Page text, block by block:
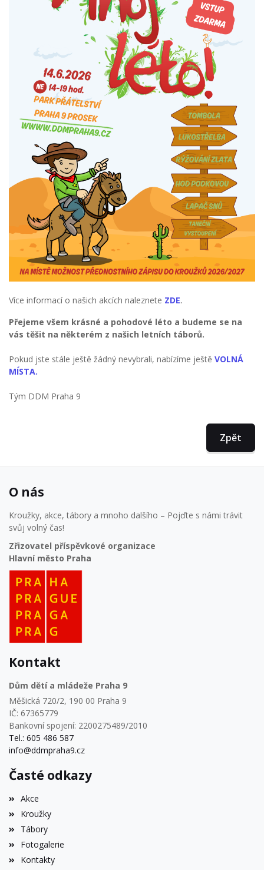
Více informací o našich akcích naleznete ZDE.
Přejeme všem krásné a pohodové léto a budeme se na
vás těšit na některém z našich letních táborů.
Pokud jste stále ještě žádný nevybrali, nabízíme ještě VOLNÁ
MÍSTA.
Tým DDM Praha 9
Zpět
O nás
Kroužky, akce, tábory a mnoho dalšího – Pojďte s námi trávit
svůj volný čas!
Zřizovatel příspěvkové organizace
Hlavní město Praha
Kontakt
Dům dětí a mládeže Praha 9
Měšická 720/2, 190 00 Praha 9
IČ: 67365779
Bankovní spojení: 2200275489/2010
Tel.: 605 486 587
info@ddmpraha9.cz
Časté odkazy
Akce
Kroužky
Tábory
Fotogalerie
Kontakty